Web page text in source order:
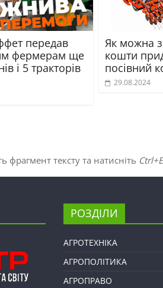
передав
фермерам ще
і 5 тракторів
Як можна
кошти
посівний
29.08.2024
тексту та натисніть
РОЗДІЛИ
АГРОТЕХНІКА
АГРОПОЛІТИКА
АГРОПРАВО